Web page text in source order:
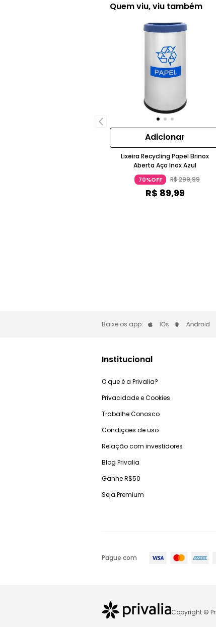
Quem viu, viu também
Adicionar
Lixeira Recycling Papel Brinox
Aberta Aço Inox Azul
70%OFF R$299,99
R$ 89,99
Baixe os app:
Institucional
O que é a Privalia?
Privacidade e Cookies
Trabalhe Conosco
Condições de uso
Relação com investidores
Blog Privalia
Ganhe R$50
Seja Premium
Pague com
Copyright ©